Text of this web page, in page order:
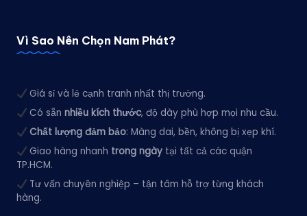
Vì Sao Nên Chọn Nam Phát?
Giá sỉ và lẻ cạnh tranh nhất thị trường.
Có sẵnnhiều kích thước, độ dày phù hợp mọi nhu cầu.
Chất lượng đảm bảo: Màng dai, bền, không bị xẹp khí.
Giao hàng nhanh trong ngày tại tất cả các quận
TP.HCM.
Tư vấn chuyên nghiệp – tận tâm hỗ trợ từng khách
hàng.